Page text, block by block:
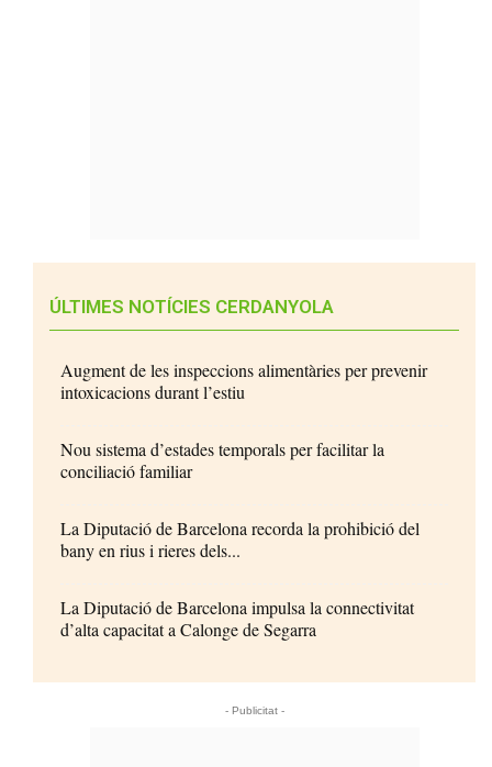
ÚLTIMES NOTÍCIES CERDANYOLA
Augment de les inspeccions alimentàries per prevenir
intoxicacions durant l’estiu
Nou sistema d’estades temporals per facilitar la
conciliació familiar
La Diputació de Barcelona recorda la prohibició del
bany en rius i rieres dels...
La Diputació de Barcelona impulsa la connectivitat
d’alta capacitat a Calonge de Segarra
- Publicitat -